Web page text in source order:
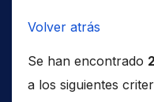
Volver atrás
Se han encontrado
a los siguientes